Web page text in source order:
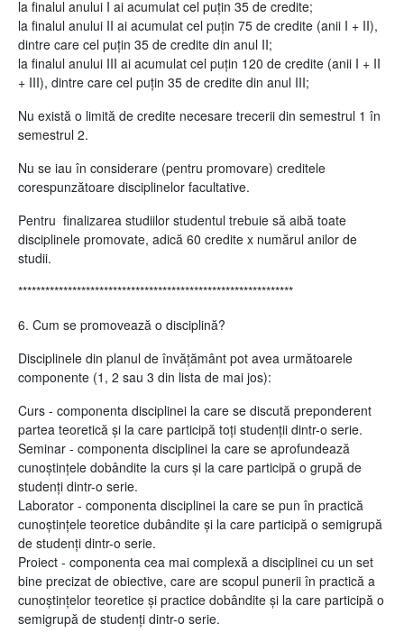
la finalul anului I ai acumulat cel puțin 35 de credite;
la finalul anului II ai acumulat cel puțin 75 de credite (anii I + II),
dintre care cel puțin 35 de credite din anul II;
la finalul anului III ai acumulat cel puțin 120 de credite (anii I + II
+ III), dintre care cel puțin 35 de credite din anul III;
Nu există o limită de credite necesare trecerii din semestrul 1 în
semestrul 2.
Nu se iau în considerare (pentru promovare) creditele
corespunzătoare disciplinelor facultative.
Pentru finalizarea studiilor studentul trebuie să aibă toate
disciplinele promovate, adică 60 credite x numărul anilor de
studii.
*************************************************************
6. Cum se promovează o disciplină?
Disciplinele din planul de învățământ pot avea următoarele
componente (1, 2 sau 3 din lista de mai jos):
Curs - componenta disciplinei la care se discută preponderent
partea teoretică și la care participă toți studenții dintr-o serie.
Seminar - componenta disciplinei la care se aprofundează
cunoștințele dobândite la curs și la care participă o grupă de
studenți dintr-o serie.
Laborator - componenta disciplinei la care se pun în practică
cunoștințele teoretice dubândite și la care participă o semigrupă
de studenți dintr-o serie.
Proiect - componenta cea mai complexă a disciplinei cu un set
bine precizat de obiective, care are scopul punerii în practică a
cunoștințelor teoretice și practice dobândite și la care participă o
semigrupă de studenți dintr-o serie.